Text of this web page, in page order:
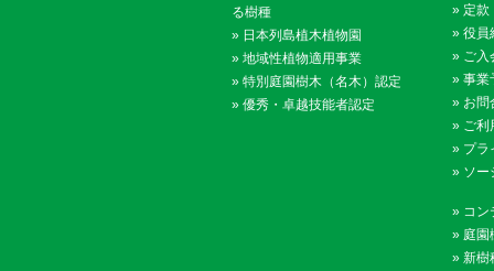
る樹種
» 日本列島植木植物園
» 地域性植物適用事業
» 特別庭園樹木（名木）認定
» 優秀・卓越技能者認定
» 定款
» 役員
» ご入
» 事業
» お問
» ご利
» プラ
» ソー
» コン
» 庭園
» 新樹